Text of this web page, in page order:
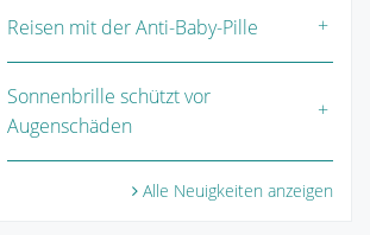
Reisen mit der Anti-Baby-Pille
Sonnenbrille schützt vor
Augenschäden
Alle Neuigkeiten anzeigen